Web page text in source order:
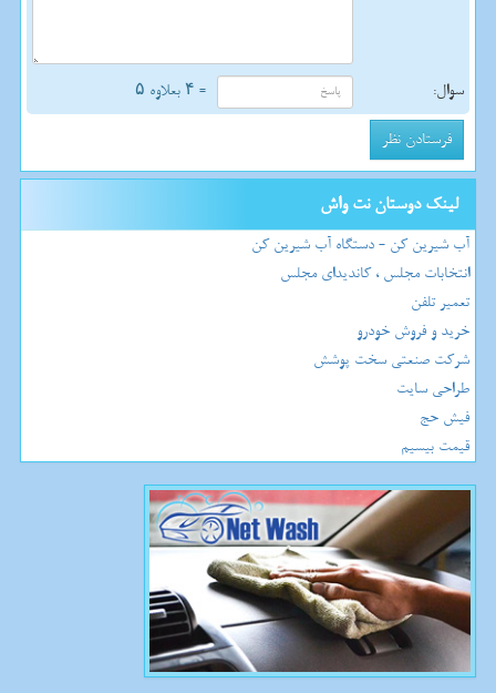
سوال: = ۴ بعلاوه ۵
لینک دوستان نت واش
آب شیرین کن - دستگاه آب شیرین کن
انتخابات مجلس ، کاندیدای مجلس
تعمیر تلفن
خرید و فروش خودرو
شرکت صنعتی سخت پوشش
طراحی سایت
فیش حج
قیمت بیسیم